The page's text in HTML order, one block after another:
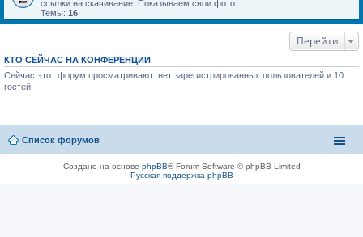
ссылки на скачивание. Показываем свои фото.
Темы: 16
Перейти
КТО СЕЙЧАС НА КОНФЕРЕНЦИИ
Сейчас этот форум просматривают: нет зарегистрированных пользователей и 10
гостей
Список форумов
Создано на основе phpBB® Forum Software © phpBB Limited
Русская поддержка phpBB